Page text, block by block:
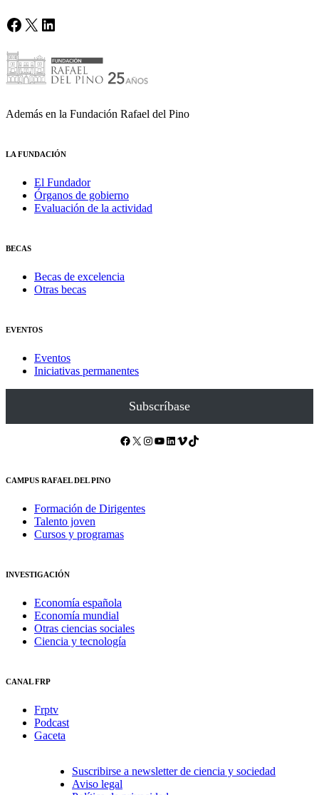
Facebook
X LinkedIn
Además en la Fundación Rafael del Pino
LA FUNDACIÓN
El Fundador
Órganos de gobierno
Evaluación de la actividad
BECAS
Becas de excelencia
Otras becas
EVENTOS
Eventos
Iniciativas permanentes
Subscríbase
Facebook X Instagram YouTube LinkedIn Vimeo TikTok
CAMPUS RAFAEL DEL PINO
Formación de Dirigentes
Talento joven
Cursos y programas
INVESTIGACIÓN
Economía española
Economía mundial
Otras ciencias sociales
Ciencia y tecnología
CANAL FRP
Frptv
Podcast
Gaceta
Suscribirse a newsletter de ciencia y sociedad
Aviso legal